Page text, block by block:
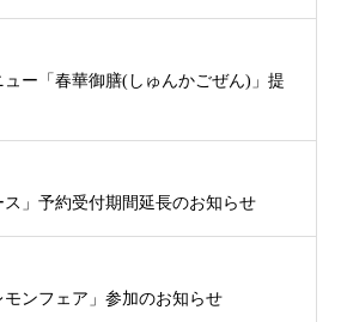
ー「春華御膳(しゅんかごぜん)」提
」予約受付期間延長のお知らせ
ンフェア」参加のお知らせ